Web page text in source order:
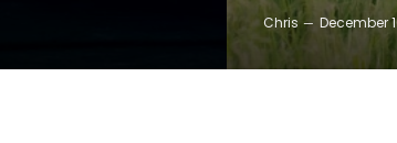
Chris December